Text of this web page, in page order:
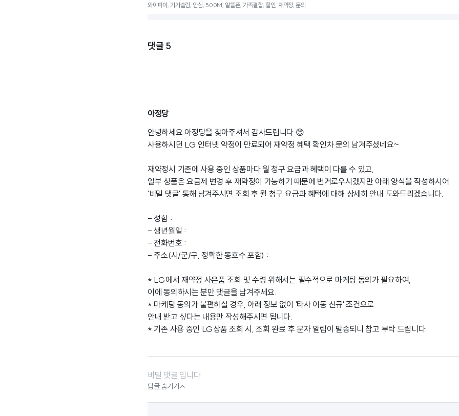
와이파이, 기가슬림, 안심, 500M, 알뜰폰, 가족결합, 할인, 재약정, 문의
댓글 5
아정당
안녕하세요 아정당을 찾아주셔서 감사드립니다 😊
사용하시던 LG 인터넷 약정이 만료되어 재약정 혜택 확인차 문의 남겨주셨네요~
재약정시 기존에 사용 중인 상품마다 월 청구 요금과 혜택이 다를 수 있고,
일부 상품은 요금제 변경 후 재약정이 가능하기 때문에 번거로우시겠지만 아래 양식을 작성하시어
'비밀 댓글' 통해 남겨주시면 조회 후 월 청구 요금과 혜택에 대해 상세히 안내 도와드리겠습니다.
- 성함 :
- 생년월일 :
- 전화번호 :
- 주소(시/군/구, 정확한 동호수 포함) :
* LG에서 재약정 사은품 조회 및 수령 위해서는 필수적으로 마케팅 동의가 필요하여,
이에 동의하시는 분만 댓글을 남겨주세요.
* 마케팅 동의가 불편하실 경우, 아래 정보 없이 '타사 이동 신규' 조건으로
안내 받고 싶다는 내용만 작성해주시면 됩니다.
* 기존 사용 중인 LG상품 조회 시, 조회 완료 후 문자 알림이 발송되니 참고 부탁 드립니다.
비밀 댓글 입니다.
답글 숨기기